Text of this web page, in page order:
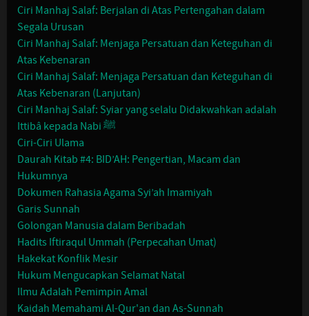
Ciri Manhaj Salaf: Berjalan di Atas Pertengahan dalam
Segala Urusan
Ciri Manhaj Salaf: Menjaga Persatuan dan Keteguhan di
Atas Kebenaran
Ciri Manhaj Salaf: Menjaga Persatuan dan Keteguhan di
Atas Kebenaran (Lanjutan)
Ciri Manhaj Salaf: Syiar yang selalu Didakwahkan adalah
Ittibâ kepada Nabi ﷺ
Ciri-Ciri Ulama
Daurah Kitab #4: BID’AH: Pengertian, Macam dan
Hukumnya
Dokumen Rahasia Agama Syi’ah Imamiyah
Garis Sunnah
Golongan Manusia dalam Beribadah
Hadits Iftiraqul Ummah (Perpecahan Umat)
Hakekat Konflik Mesir
Hukum Mengucapkan Selamat Natal
Ilmu Adalah Pemimpin Amal
Kaidah Memahami Al-Qur'an dan As-Sunnah